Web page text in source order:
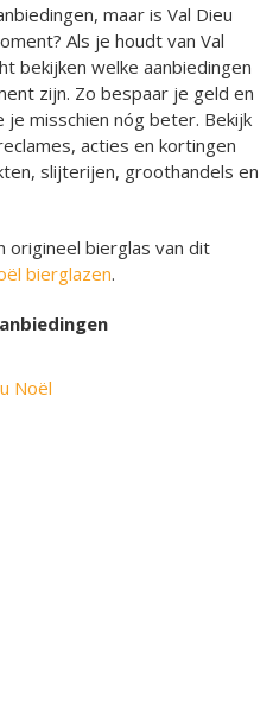
maar is Val Dieu
Als je houdt van Val
bekijken welke aanbiedingen
zijn. Zo bespaar je geld en
misschien nóg beter. Bekijk
acties en kortingen
slijterijen, groothandels en
origineel bierglas van dit
bierglazen.
Noël